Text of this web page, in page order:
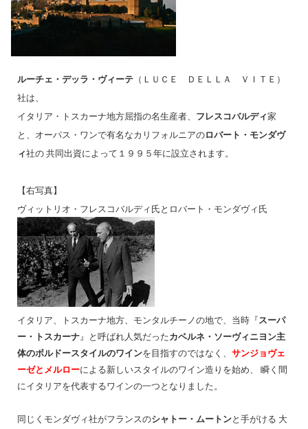
ルーチェ・デッラ・ヴィーテ （ＬＵＣＥ ＤＥＬＬＡ ＶＩＴＥ）
社は、
イタリア・トスカーナ地方屈指の名生産者、 フレスコバルディ家
と、オーパス・ワンで有名なカリフォルニアのロバート・モンダヴ
ィ社の 共同出資によって１９９５年に設立されます。
【右写真】
ヴィットリオ・フレスコバルディ氏とロバート・モンダヴィ氏
イタリア、トスカーナ地方、モンタルチーノの地で、 当時『スーパ
ー・トスカーナ』と呼ばれ人気だったカベルネ・ソーヴィニヨン主
体のボルドースタイルのワインを目指すのではなく、 サンジョヴェ
ーゼとメルローによる新しいスタイルのワイン造りを始め、 瞬く間
にイタリアを代表するワインの一つとなりました。
同じくモンダヴィ社がフランスのシャトー・ムートンと手がける 大